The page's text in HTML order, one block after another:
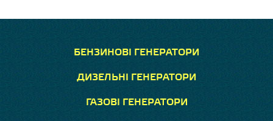
БЕНЗИНОВІ ГЕНЕРАТОРИ
ДИЗЕЛЬНІ ГЕНЕРАТОРИ
ГАЗОВІ ГЕНЕРАТОРИ